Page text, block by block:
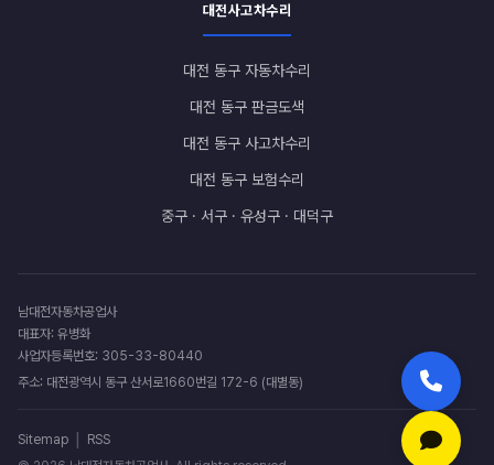
대전사고차수리
대전 동구 자동차수리
대전 동구 판금도색
대전 동구 사고차수리
대전 동구 보험수리
중구 · 서구 · 유성구 · 대덕구
남대전자동차공업사
대표자: 유병화
사업자등록번호: 305-33-80440
주소: 대전광역시 동구 산서로1660번길 172-6 (대별동)
Sitemap
RSS